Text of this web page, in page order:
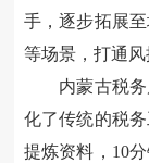
手，逐步拓展
等场景，打通风
内蒙古税
化了传统的税
提炼资料，10